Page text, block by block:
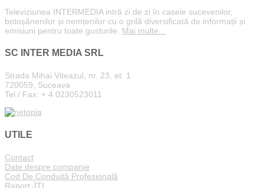
Televiziunea INTERMEDIA intră zi de zi în casele sucevenilor,
botoșănenilor și nemțenilor cu o grilă diversificată de informații și
emisiuni pentru toate gusturile. Mai multe...
SC INTER MEDIA SRL
Strada Mihai Viteazul, nr. 23, et. 1
720059, Suceava
Tel / Fax: + 4 0230523011
UTILE
Contact
Date despre companie
Cod De Conduită Profesională
Raport JTI